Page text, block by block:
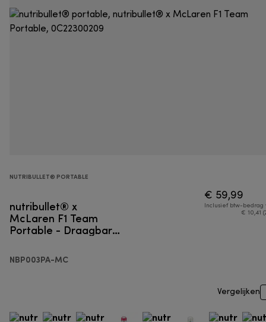
NUTRIBULLET® PORTABLE
nutribullet® x
McLaren F1 Team
Portable - Draagbare
NBP003PA-MC
€ 59,99
Inclusief btw-bedrag
€ 10,41
Vergelijken